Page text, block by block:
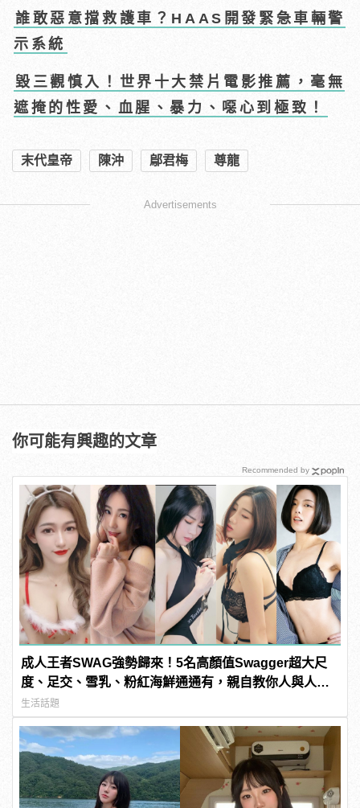
誰敢惡意擋救護車？HAAS開發緊急車輛警
示系統
毀三觀慎入！世界十大禁片電影推薦，毫無
遮掩的性愛、血腥、暴力、噁心到極致！
末代皇帝 陳沖 鄔君梅 尊龍
Advertisements
你可能有興趣的文章
成人王者SWAG強勢歸來！5名高顏值Swagger超大尺
度、足交、雪乳、粉紅海鮮通通有，親自教你人與人的
連結！ | manfashion這樣變型男
生活話題
Recommended by